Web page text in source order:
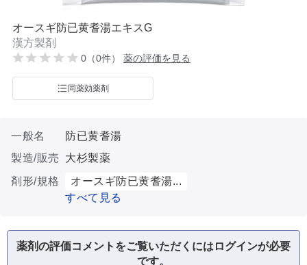
オースギ防已黄耆湯エキスG
漢方製剤
0（0件） 薬の評価を見る
同薬効薬剤
一般名
防已黄耆湯
製造/販売
大杉製薬
剤形/規格
オースギ防已黄耆湯...
すべて見る
薬剤の評価コメントをご覧いただくにはログインが必要
です。